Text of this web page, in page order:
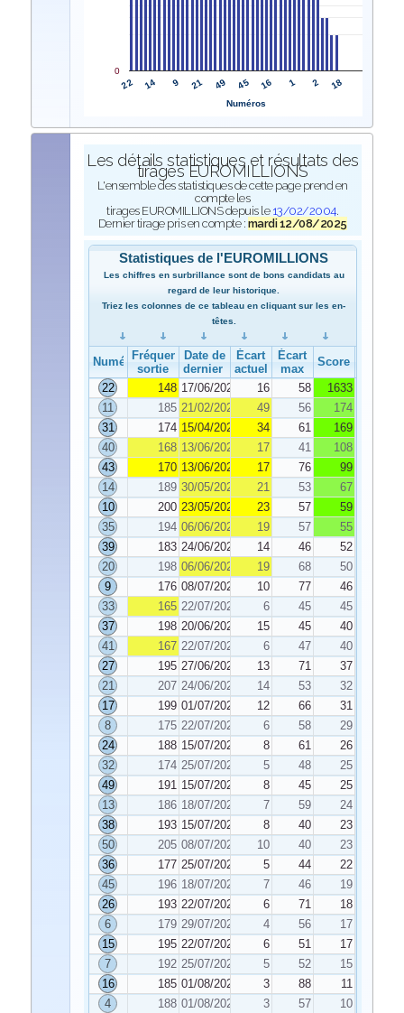
22 14 9 21 49 45 16 1 2 18
0
Numéros
Les détails statistiques et résultats des
tirages EUROMILLIONS
L'ensemble des statistiques de cette page prend en
compte les
tirages EUROMILLIONS depuis le 13/02/2004.
Dernier tirage pris en compte : mardi 12/08/2025
Statistiques de l'EUROMILLIONS
Les chiffres en surbrillance sont de bons candidats au
regard de leur historique.
Triez les colonnes de ce tableau en cliquant sur les en-
têtes.
NuméroFréquence de
sortie
Date de
dernier tirage
Écart
actuel
Écart
max
Score
22
148 17/06/2025 16 58
1633
11
185 21/02/2025 49 56
174
31
174 15/04/2025 34 61
169
40
168 13/06/2025 17 41
108
43
170 13/06/2025 17 76
99
14
189 30/05/2025 21 53
67
10
200 23/05/2025 23 57
59
35
194 06/06/2025 19 57
55
39
183 24/06/2025 14 46
52
20
198 06/06/2025 19 68
50
9
176 08/07/2025 10 77
46
33
165 22/07/2025 6 45
45
37
198 20/06/2025 15 45
40
41
167 22/07/2025 6 47
40
27
195 27/06/2025 13 71
37
21
207 24/06/2025 14 53
32
17
199 01/07/2025 12 66
31
8
175 22/07/2025 6 58
29
24
188 15/07/2025 8 61
26
32
174 25/07/2025 5 48
25
49
191 15/07/2025 8 45
25
13
186 18/07/2025 7 59
24
38
193 15/07/2025 8 40
23
50
205 08/07/2025 10 40
23
36
177 25/07/2025 5 44
22
45
196 18/07/2025 7 46
19
26
193 22/07/2025 6 71
18
6
179 29/07/2025 4 56
17
15
195 22/07/2025 6 51
17
7
192 25/07/2025 5 52
15
16
185 01/08/2025 3 88
11
4
188 01/08/2025 3 57
10